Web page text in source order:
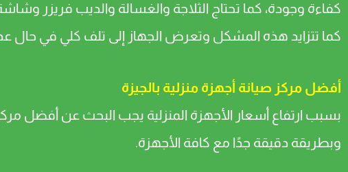
كفاءة وجودة، كما تحتاج الثلاجة والغسالة والديب فريزر
كما تتزايد هذه المشكل وتعرض الجهاز إلى تلف كلي في حال عدم
أفضل مركز صيانة أجهزة منزلية بالجيزة
بسبب ارتفاع أسعار الأجهزة المنزلية يجب البحث عن أفضل
وبطريقة دقيقة جدًا مع كافة الأجهزة.